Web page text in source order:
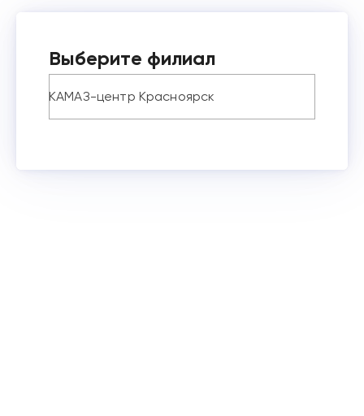
Выберите филиал
КАМАЗ-центр Красноярск